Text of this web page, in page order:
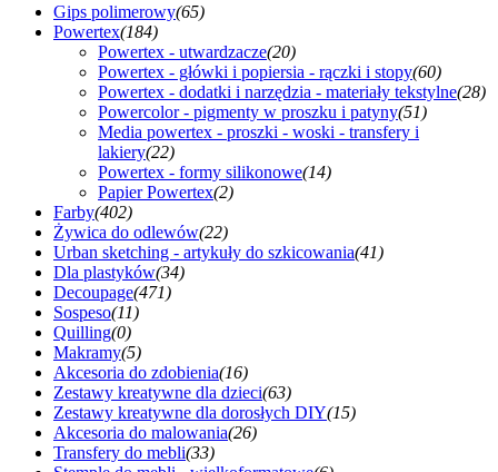
Gips polimerowy(65)
Powertex(184)
Powertex - utwardzacze(20)
Powertex - główki i popiersia - rączki i stopy(60)
Powertex - dodatki i narzędzia - materiały tekstylne(28)
Powercolor - pigmenty w proszku i patyny(51)
Media powertex - proszki - woski - transfery i
lakiery(22)
Powertex - formy silikonowe(14)
Papier Powertex(2)
Farby(402)
Żywica do odlewów(22)
Urban sketching - artykuły do szkicowania(41)
Dla plastyków(34)
Decoupage(471)
Sospeso(11)
Quilling(0)
Makramy(5)
Akcesoria do zdobienia(16)
Zestawy kreatywne dla dzieci(63)
Zestawy kreatywne dla dorosłych DIY(15)
Akcesoria do malowania(26)
Transfery do mebli(33)